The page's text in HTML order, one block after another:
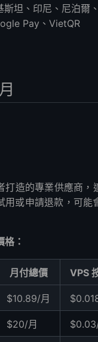
坦、印尼、尼泊爾
Pay、VietQR
造的專業供應商，
或申請退款，可
：
月付總價 VPS
$10.89/月
$20/月